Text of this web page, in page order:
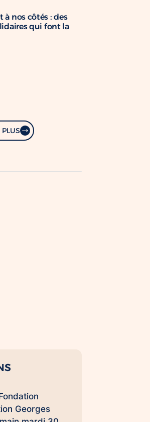
à nos côtés : des
qui font la
Georges